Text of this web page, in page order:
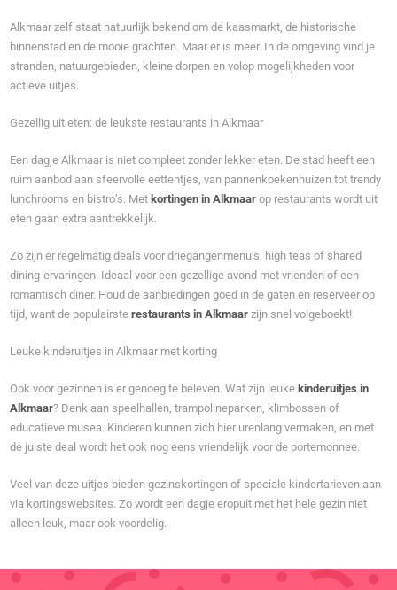
Alkmaar zelf staat natuurlijk bekend om de kaasmarkt, de historische
binnenstad en de mooie grachten. Maar er is meer. In de omgeving vind je
stranden, natuurgebieden, kleine dorpen en volop mogelijkheden voor
actieve uitjes.
Gezellig uit eten: de leukste restaurants in Alkmaar
Een dagje Alkmaar is niet compleet zonder lekker eten. De stad heeft een
ruim aanbod aan sfeervolle eettentjes, van pannenkoekenhuizen tot trendy
lunchrooms en bistro’s. Metkortingen in Alkmaar op restaurants wordt uit
eten gaan extra aantrekkelijk.
Zo zijn er regelmatig deals voor driegangenmenu’s, high teas of shared
dining-ervaringen. Ideaal voor een gezellige avond met vrienden of een
romantisch diner. Houd de aanbiedingen goed in de gaten en reserveer op
tijd, want de populairsterestaurants in Alkmaar zijn snel volgeboekt!
Leuke kinderuitjes in Alkmaar met korting
Ook voor gezinnen is er genoeg te beleven. Wat zijn leukekinderuitjes in
Alkmaar? Denk aan speelhallen, trampolineparken, klimbossen of
educatieve musea. Kinderen kunnen zich hier urenlang vermaken, en met
de juiste deal wordt het ook nog eens vriendelijk voor de portemonnee.
Veel van deze uitjes bieden gezinskortingen of speciale kindertarieven aan
via kortingswebsites. Zo wordt een dagje eropuit met het hele gezin niet
alleen leuk, maar ook voordelig.